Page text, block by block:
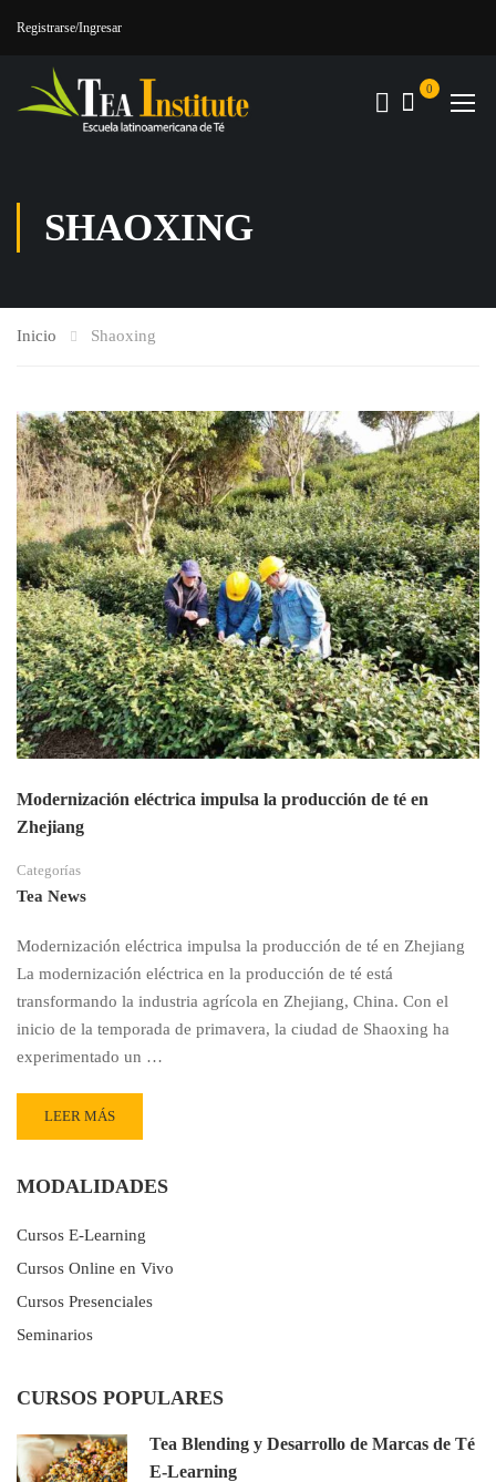
Registrarse/Ingresar
0
SHAOXING
Inicio Shaoxing
Modernización eléctrica impulsa la producción de té en
Zhejiang
Categorías
Tea News
Modernización eléctrica impulsa la producción de té en Zhejiang
La modernización eléctrica en la producción de té está
transformando la industria agrícola en Zhejiang, China. Con el
inicio de la temporada de primavera, la ciudad de Shaoxing ha
experimentado un …
READ
MORE
MODERNIZACIÓN
PRODUCCIÓN
EN
LEER MÁS
MODALIDADES
Cursos E-Learning
Cursos Online en Vivo
Cursos Presenciales
Seminarios
CURSOS POPULARES
Tea Blending y Desarrollo de Marcas de Té
E-Learning